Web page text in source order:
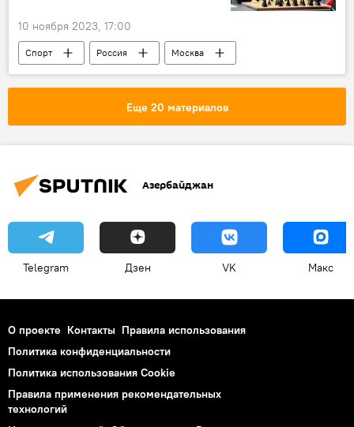
10 ноября 2023, 17:00
Спорт Россия
Москва
международный турнир "Шахматные звезды"
Азербайджан
Сергей Карякин
призовой фонд
Еще 20 материалов
Азербайджан
Telegram Дзен VK Макс
О проекте Контакты Правила использования
Политика конфиденциальности
Политика использования Cookie
Правила применения рекомендательных
технологий